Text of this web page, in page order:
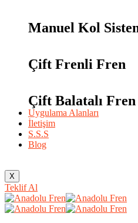
Manuel Kol
Çift Frenli Fren
Çift Balatalı Fren
Uygulama Alanları
İletişim
S.S.S
Blog
X
Teklif Al